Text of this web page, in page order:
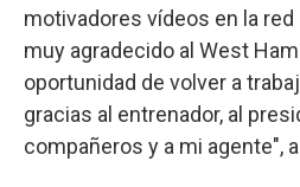
motivadores vídeos en la
muy agradecido al West
oportunidad de volver a
gracias al entrenador, al
compañeros y a mi agente",